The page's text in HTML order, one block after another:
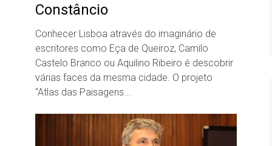
Constâncio
Conhecer Lisboa através do imaginário de
escritores como Eça de Queiroz, Camilo
Castelo Branco ou Aquilino Ribeiro é descobrir
várias faces da mesma cidade. O projeto
“Atlas das Paisagens...